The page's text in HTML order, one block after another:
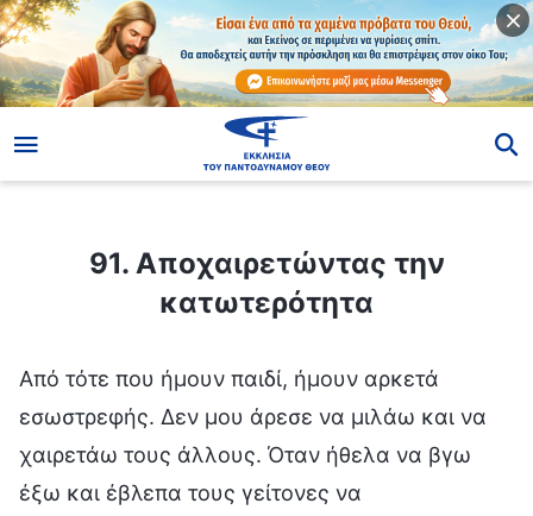
91. Αποχαιρετώντας την κατωτερότητα
91. Αποχαιρετώντας την
κατωτερότητα
Από τότε που ήμουν παιδί, ήμουν αρκετά
εσωστρεφής. Δεν μου άρεσε να μιλάω και να
χαιρετάω τους άλλους. Όταν ήθελα να βγω
έξω και έβλεπα τους γείτονες να